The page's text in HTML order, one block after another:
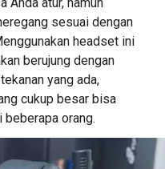
sesuai dengan
headset ini
berujung dengan
yang ada,
cukup besar bisa
orang.